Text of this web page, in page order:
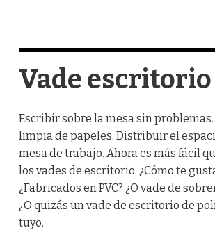
Vade escritorio
Escribir sobre la mesa sin problemas.
limpia de papeles. Distribuir el
mesa de trabajo. Ahora es más fácil
los vades de escritorio. ¿Cómo te
¿Fabricados en PVC? ¿O vade de
¿O quizás un vade de escritorio de
tuyo.